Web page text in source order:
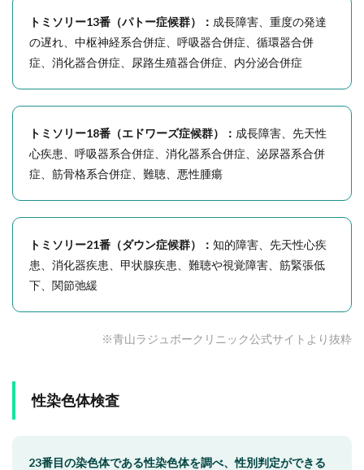
トミソリー13番（パトー症候群）： 成長障害、重度の発達
の遅れ、中枢神経系合併症、呼吸器合併症、循環器合併
症、消化器合併症、尿路生殖器合併症、内分泌合併症
トミソリー18番（エドワーズ症候群）： 成長障害、先天性
心疾患、呼吸器系合併症、消化器系合併症、泌尿器系合併
症、筋骨格系合併症、難聴、悪性腫瘍
トミソリー21番（ダウン症候群）： 知的障害、先天性心疾
患、消化器疾患、甲状腺疾患、難聴や視覚障害、筋緊張低
下、関節弛緩
※青山ラジュボークリニック公式サイトより抜粋
性染色体検査
23番目の染色体である性染色体を調べ、性別判定ができる